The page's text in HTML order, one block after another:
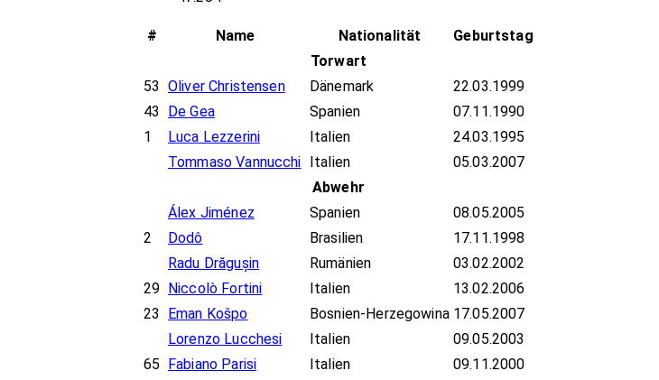
# Name Nationalität
Geburtstag
Torwart
53 Oliver Christensen Dänemark
22.03.1999
43
De Gea Spanien
07.11.1990
1
Luca Lezzerini Italien
24.03.1995
Tommaso Vannucchi Italien
05.03.2007
Abwehr
Álex Jiménez
Spanien
08.05.2005
2
Dodô Brasilien
17.11.1998
Radu Drăgușin
Rumänien
03.02.2002
29 Niccolò Fortini Italien
13.02.2006
23
Eman Košpo Bosnien-Herzegowina 17.05.2007
Lorenzo Lucchesi
Italien
09.05.2003
65 Fabiano Parisi Italien
09.11.2000